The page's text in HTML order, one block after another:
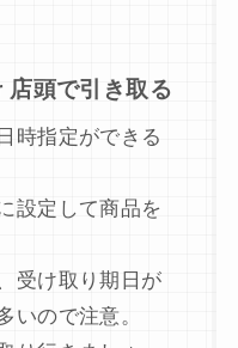
頭で引き取る
時指定ができる
設定して商品を
受け取り期日が
いので注意。